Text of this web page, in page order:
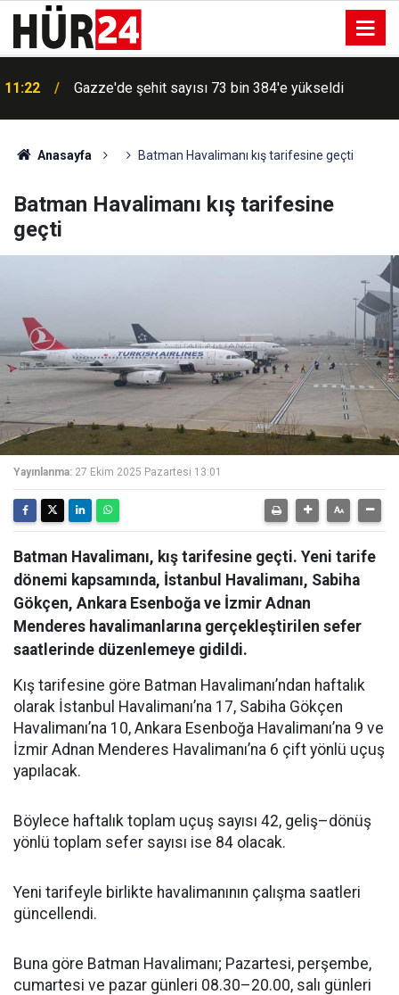
11:22 Gazze'de şehit sayısı 73 bin 384'e yükseldi
11:07
onaylandı
Anasayfa Batman Havalimanı kış tarifesine geçti
Batman Havalimanı kış tarifesine
geçti
Yayınlanma: 27 Ekim 2025 Pazartesi 13:01
Batman Havalimanı, kış tarifesine geçti. Yeni tarife
dönemi kapsamında, İstanbul Havalimanı, Sabiha
Gökçen, Ankara Esenboğa ve İzmir Adnan
Menderes havalimanlarına gerçekleştirilen sefer
saatlerinde düzenlemeye gidildi.
Kış tarifesine göre Batman Havalimanı’ndan haftalık
olarak İstanbul Havalimanı’na 17, Sabiha Gökçen
Havalimanı’na 10, Ankara Esenboğa Havalimanı’na 9 ve
İzmir Adnan Menderes Havalimanı’na 6 çift yönlü uçuş
yapılacak.
Böylece haftalık toplam uçuş sayısı 42, geliş–dönüş
yönlü toplam sefer sayısı ise 84 olacak.
Yeni tarifeyle birlikte havalimanının çalışma saatleri
güncellendi.
Buna göre Batman Havalimanı; Pazartesi, perşembe,
cumartesi ve pazar günleri 08.30–20.00, salı günleri